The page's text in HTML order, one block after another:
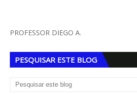
PROFESSOR DIEGO A.
PESQUISAR ESTE BLOG